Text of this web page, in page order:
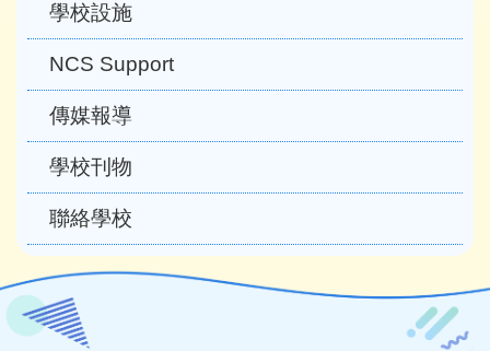
學校設施
NCS Support
傳媒報導
學校刊物
聯絡學校